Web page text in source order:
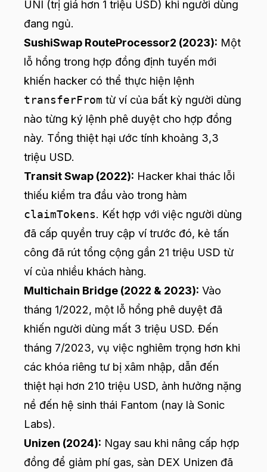
UNI (trị giá hơn 1 triệu USD) khi người dùng
đang ngủ.
SushiSwap RouteProcessor2 (2023): Một
lỗ hổng trong hợp đồng định tuyến mới
khiến hacker có thể thực hiện lệnh
transferFrom từ ví của bất kỳ người dùng
nào từng ký lệnh phê duyệt cho hợp đồng
này. Tổng thiệt hại ước tính khoảng 3,3
triệu USD.
Transit Swap (2022): Hacker khai thác lỗi
thiếu kiểm tra đầu vào trong hàm
claimTokens. Kết hợp với việc người dùng
đã cấp quyền truy cập ví trước đó, kẻ tấn
công đã rút tổng cộng gần 21 triệu USD từ
ví của nhiều khách hàng.
Multichain Bridge (2022 & 2023): Vào
tháng 1/2022, một lỗ hổng phê duyệt đã
khiến người dùng mất 3 triệu USD. Đến
tháng 7/2023, vụ việc nghiêm trọng hơn khi
các khóa riêng tư bị xâm nhập, dẫn đến
thiệt hại hơn 210 triệu USD, ảnh hưởng nặng
nề đến hệ sinh thái Fantom (nay là Sonic
Labs).
Unizen (2024): Ngay sau khi nâng cấp hợp
đồng để giảm phí gas, sàn DEX Unizen đã